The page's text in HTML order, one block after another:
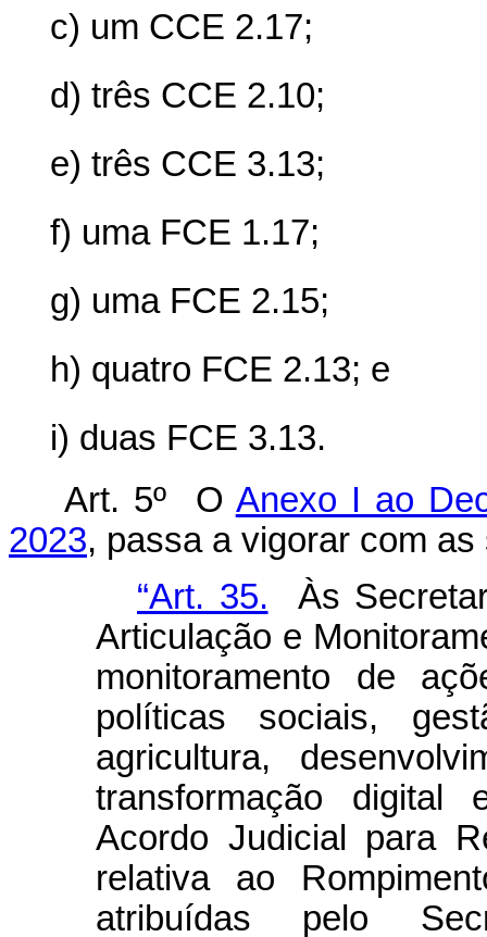
c) um CCE 2.17;
d) três CCE 2.10;
e) três CCE 3.13;
f) uma FCE 1.17;
g) uma FCE 2.15;
h) quatro FCE 2.13; e
i) duas FCE 3.13.
Art. 5º O Anexo I ao
2023, passa a vigorar com
“Art. 35. Às
Articulação e
monitoramento de
políticas sociais,
agricultura,
transformação
Acordo Judicial para
relativa ao
atribuídas pelo